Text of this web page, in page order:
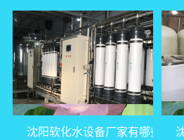
沈阳软化水设备厂家有哪些软